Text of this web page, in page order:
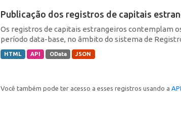
Publicação dos registros de capitais
Os registros de capitais estrangeiros contemplam
período data-base, no âmbito do sistema de
HTML API OData JSON
Você também pode ter acesso a esses registros usando a API